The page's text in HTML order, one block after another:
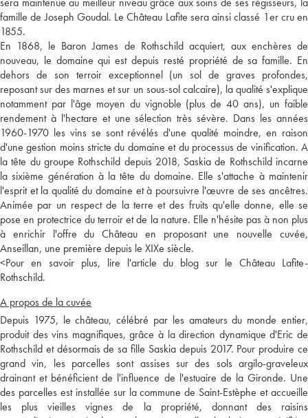
famille de Joseph Goudal. Le Château Lafite sera ainsi classé 1er cru en
1855.
En 1868, le Baron James de Rothschild acquiert, aux enchères de
nouveau, le domaine qui est depuis resté propriété de sa famille. En
dehors de son terroir exceptionnel (un sol de graves profondes,
reposant sur des marnes et sur un sous-sol calcaire), la qualité s'explique
notamment par l'âge moyen du vignoble (plus de 40 ans), un faible
rendement à l'hectare et une sélection très sévère. Dans les années
1960-1970 les vins se sont révélés d'une qualité moindre, en raison
d'une gestion moins stricte du domaine et du processus de vinification. A
la tête du groupe Rothschild depuis 2018, Saskia de Rothschild incarne
la sixième génération à la tête du domaine. Elle s'attache à maintenir
l'esprit et la qualité du domaine et à poursuivre l'œuvre de ses ancêtres.
Animée par un respect de la terre et des fruits qu'elle donne, elle se
pose en protectrice du terroir et de la nature. Elle n'hésite pas à non plus
à enrichir l'offre du Château en proposant une nouvelle cuvée,
Anseillan, une première depuis le XIXe siècle.
<Pour en savoir plus, lire l'article du blog sur le Château Lafite-
Rothschild.
A propos de la cuvée
Depuis 1975, le château, célébré par les amateurs du monde entier,
produit des vins magnifiques, grâce à la direction dynamique d'Eric de
Rothschild et désormais de sa fille Saskia depuis 2017. Pour produire ce
grand vin, les parcelles sont assises sur des sols argilo-graveleux
drainant et bénéficient de l'influence de l'estuaire de la Gironde. Une
des parcelles est installée sur la commune de Saint-Estèphe et accueille
les plus vieilles vignes de la propriété, donnant des raisins